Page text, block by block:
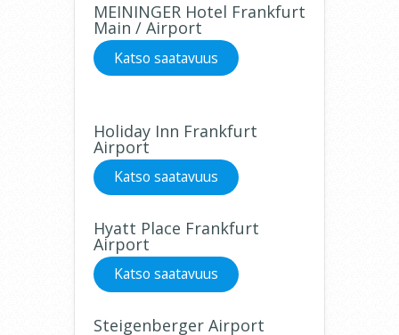
MEININGER Hotel Frankfurt
Main / Airport
Katso saatavuus
Holiday Inn Frankfurt
Airport
Katso saatavuus
Hyatt Place Frankfurt
Airport
Katso saatavuus
Steigenberger Airport